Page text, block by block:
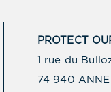
PROTECT
1 rue du
74 940